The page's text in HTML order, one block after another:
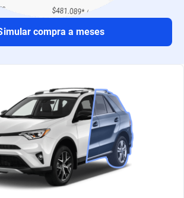
compra a meses